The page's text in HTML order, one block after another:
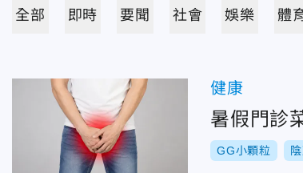
全部 即時 要聞 社會 娛樂 體
健康
暑假門診
GG小顆粒